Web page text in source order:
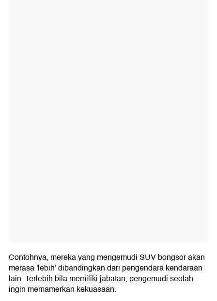
Contohnya, mereka yang mengemudi SUV bongsor akan
merasa 'lebih' dibandingkan dari pengendara kendaraan
lain. Terlebih bila memiliki jabatan, pengemudi seolah
ingin memamerkan kekuasaan.